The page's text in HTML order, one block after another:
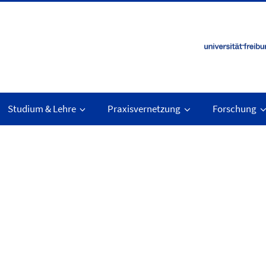
Studium & Lehre Praxisvernetzung Forschung